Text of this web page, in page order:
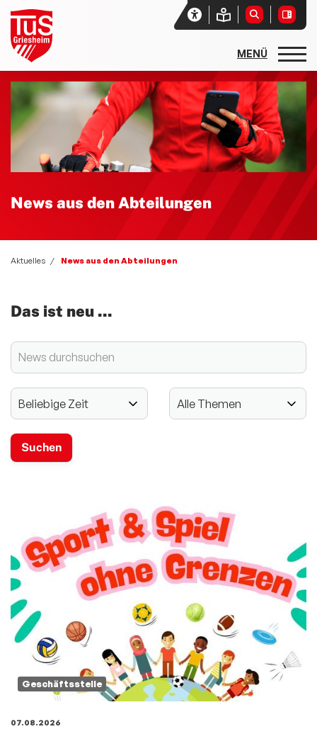
News aus den Abteilungen
Aktuelles News aus den Abteilungen
Das ist neu ...
Geschäftsstelle
07.08.2026
Startseite
Unser Verein
Aktuelles
Sport- und Spielfest 2026 - Sport und Spiel ohne Grenzen
News aus den Abteilungen
Vereinssport
Verantwortung